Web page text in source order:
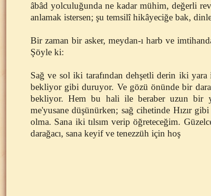
âbâd yolculuğunda ne kadar mühim, değerli
anlamak istersen; şu temsilî hikâyeciğe bak,
Bir zaman bir asker, meydan-ı harb ve
Şöyle ki:
Sağ ve sol iki tarafından dehşetli derin iki yara
bekliyor gibi duruyor. Ve gözü önünde bir
bekliyor. Hem bu hali ile beraber uzun bir
me'yusane düşünürken; sağ cihetinde Hızır
olma. Sana iki tılsım verip öğreteceğim.
darağacı, sana keyif ve tenezzüh için hoş